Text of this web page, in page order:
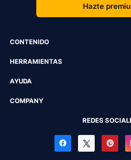
Hazte
CONTENIDO
HERRAMIENTAS
AYUDA
COMPANY
REDES